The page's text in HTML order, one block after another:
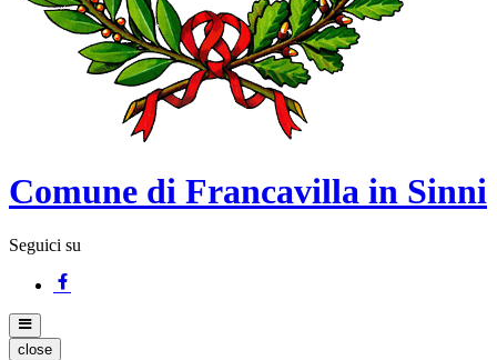
Comune di Francavilla in Sinni
Seguici su
close